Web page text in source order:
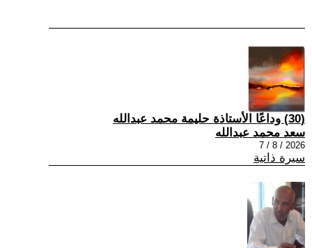
(30) وداعًا الأستاذة حليمة محمد عبدالله
سعد محمد عبدالله
2026 / 8 / 7
سيرة ذاتية